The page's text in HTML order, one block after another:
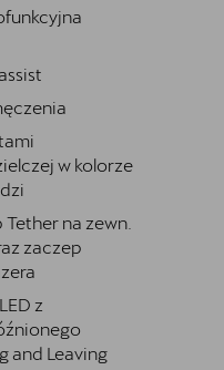
w kolorze
na zewn.
zaczep
z
and Leaving